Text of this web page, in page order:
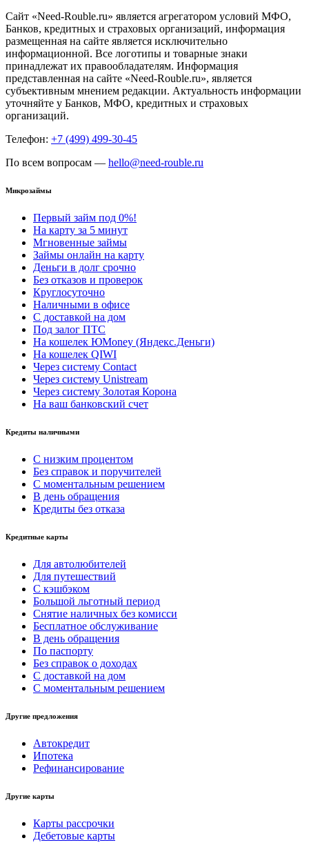
Сайт «Need-Rouble.ru» является агрегатором условий МФО,
Банков, кредитных и страховых организаций, информация
размещенная на сайте является исключительно
информационной. Все логотипы и товарные знаки
принадлежат их правообладателям. Информация
представленная на сайте «Need-Rouble.ru», является
субъективным мнением редакции. Актуальность информации
уточняйте у Банков, МФО, кредитных и страховых
организаций.
Телефон: +7 (499) 499-30-45
По всем вопросам — hello@need-rouble.ru
Микрозаймы
Первый займ под 0%!
На карту за 5 минут
Мгновенные займы
Займы онлайн на карту
Деньги в долг срочно
Без отказов и проверок
Круглосуточно
Наличными в офисе
С доставкой на дом
Под залог ПТС
На кошелек ЮMoney (Яндекс.Деньги)
На кошелек QIWI
Через систему Contact
Через систему Unistream
Через систему Золотая Корона
На ваш банковский счет
Кредиты наличными
С низким процентом
Без справок и поручителей
С моментальным решением
В день обращения
Кредиты без отказа
Кредитные карты
Для автолюбителей
Для путешествий
С кэшбэком
Большой льготный период
Снятие наличных без комисси
Бесплатное обслуживание
В день обращения
По паспорту
Без справок о доходах
С доставкой на дом
С моментальным решением
Другие предложения
Автокредит
Ипотека
Рефинансирование
Другие карты
Карты рассрочки
Дебетовые карты